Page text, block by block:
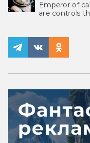
Emperor of
are controls